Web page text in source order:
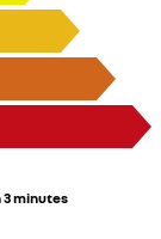
minutes